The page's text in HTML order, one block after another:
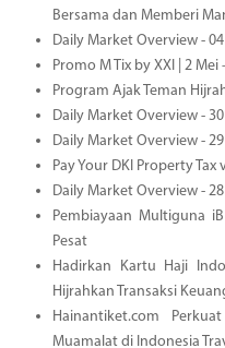
Bersama dan Memberi
Daily Market Overview -
Promo M Tix by XXI | 2
Program Ajak Teman
Daily Market Overview -
Daily Market Overview -
Pay Your DKI Property
Daily Market Overview -
Pembiayaan Multiguna
Pesat
Hadirkan Kartu Haji
Hijrahkan Transaksi
Hainantiket.com
Muamalat di Indonesia